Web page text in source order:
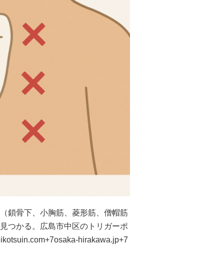
鎖骨下、小胸筋、菱形筋、僧帽筋
つかる。
広島市中区のトリガーポ
hirakawa.jp+7